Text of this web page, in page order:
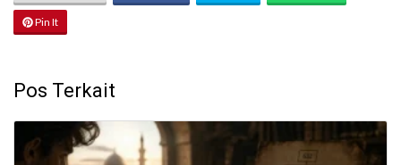
Pin It
Pos Terkait